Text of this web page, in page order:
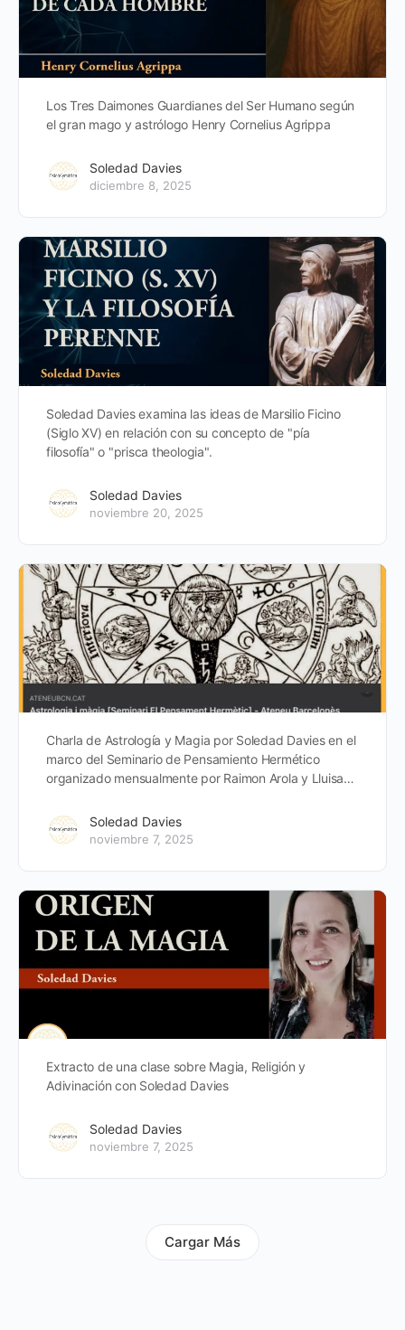
Los Tres Daimones Guardianes del Ser Humano según
el gran mago y astrólogo Henry Cornelius Agrippa
Soledad Davies
diciembre 8, 2025
Soledad Davies examina las ideas de Marsilio Ficino
(Siglo XV) en relación con su concepto de "pía
filosofía" o "prisca theologia".
Soledad Davies
noviembre 20, 2025
Charla de Astrología y Magia por Soledad Davies en el
marco del Seminario de Pensamiento Hermético
organizado mensualmente por Raimon Arola y Lluisa…
Soledad Davies
noviembre 7, 2025
Extracto de una clase sobre Magia, Religión y
Adivinación con Soledad Davies
Soledad Davies
noviembre 7, 2025
Cargar Más